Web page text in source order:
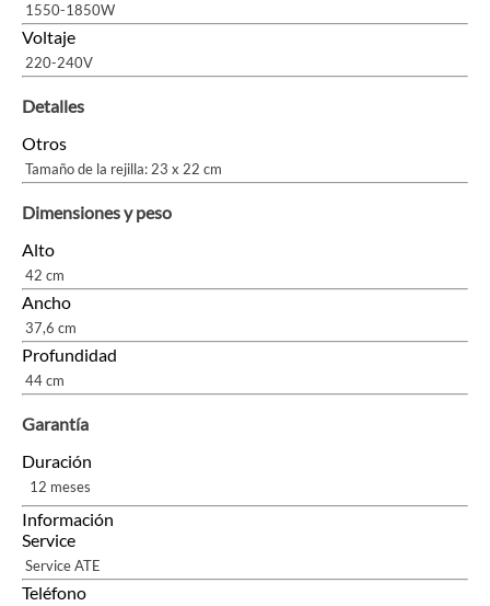
1550-1850W
Voltaje
220-240V
Detalles
Otros
Tamaño de la rejilla: 23 x 22 cm
Dimensiones y peso
Alto
42 cm
Ancho
37,6 cm
Profundidad
44 cm
Garantía
Duración
12 meses
Información
Service
Service ATE
Teléfono